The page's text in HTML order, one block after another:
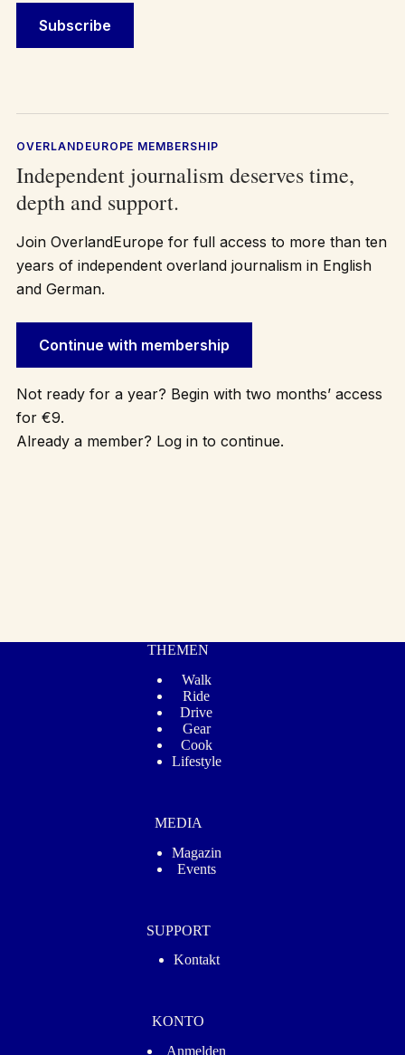
OVERLANDEUROPE MEMBERSHIP
Independent journalism deserves time,
depth and support.
Join OverlandEurope for full access to more than ten
years of independent overland journalism in English
and German.
Continue with membership
Not ready for a year? Begin with two months’ access
for €9.
Already a member? Log in to continue.
THEMEN
Walk
Ride
Drive
Gear
Cook
Lifestyle
MEDIA
Magazin
Events
SUPPORT
Kontakt
KONTO
Anmelden